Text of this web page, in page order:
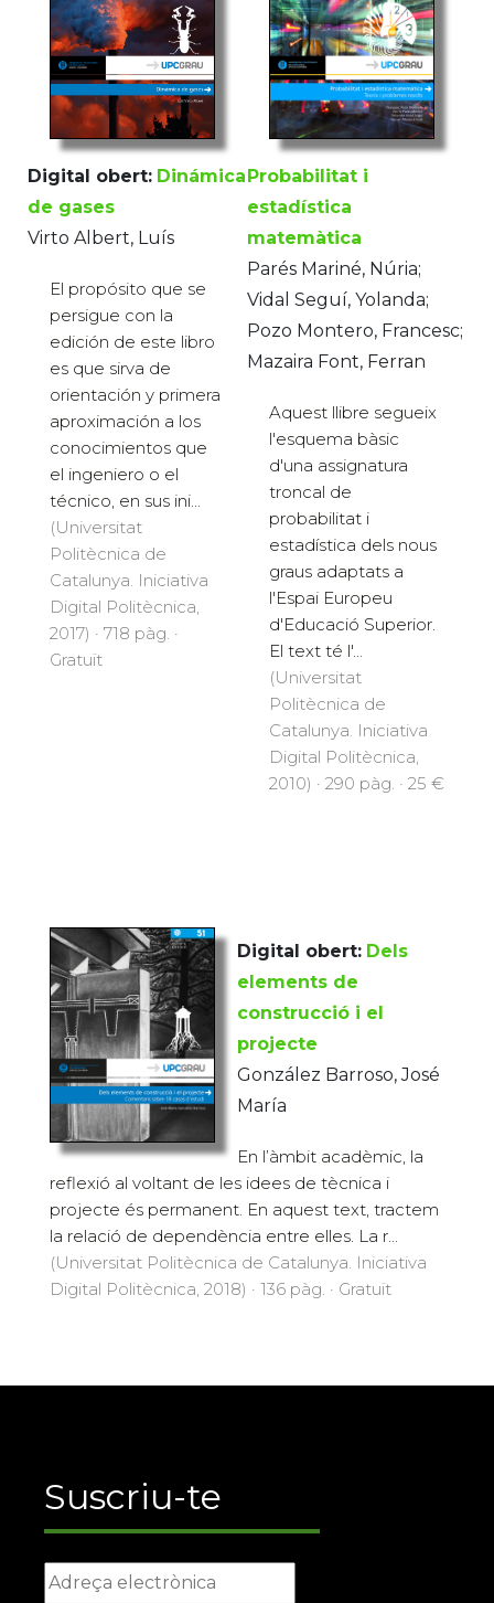
Digital obert: Dinámica
de gases
Virto Albert, Luís
El propósito que se
persigue con la
edición de este libro
es que sirva de
orientación y primera
aproximación a los
conocimientos que
el ingeniero o el
técnico, en sus ini...
(Universitat
Politècnica de
Catalunya. Iniciativa
Digital Politècnica,
2017) · 718 pàg. ·
Gratuït
Probabilitat i
estadística
matemàtica
Parés Mariné, Núria;
Vidal Seguí, Yolanda;
Pozo Montero, Francesc;
Mazaira Font, Ferran
Aquest llibre segueix
l'esquema bàsic
d'una assignatura
troncal de
probabilitat i
estadística dels nous
graus adaptats a
l'Espai Europeu
d'Educació Superior.
El text té l'...
(Universitat
Politècnica de
Catalunya. Iniciativa
Digital Politècnica,
2010) · 290 pàg. · 25 €
Digital obert: Dels
elements de
construcció i el
projecte
González Barroso, José
María
En l’àmbit acadèmic, la
reflexió al voltant de les idees de tècnica i
projecte és permanent. En aquest text, tractem
la relació de dependència entre elles. La r...
(Universitat Politècnica de Catalunya. Iniciativa
Digital Politècnica, 2018) · 136 pàg. · Gratuït
Suscriu-te